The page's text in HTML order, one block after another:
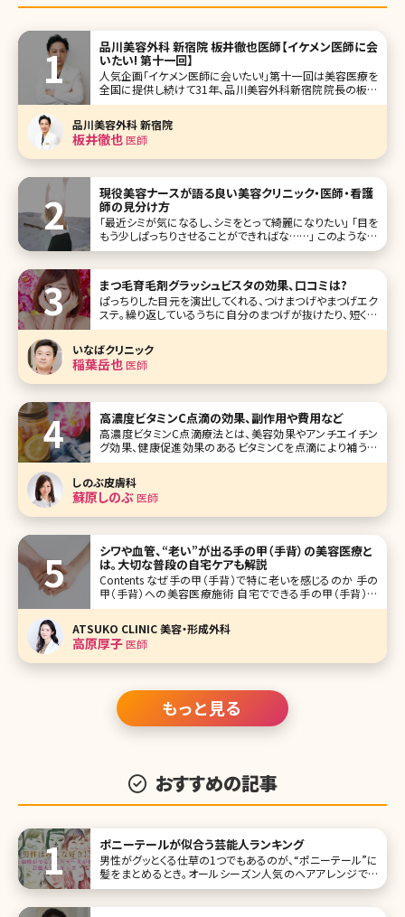
品川美容外科 新宿院 板井徹也医師【イケメン医師に会
いたい! 第十一回】
人気企画「イケメン医師に会いたい!」第十一回は美容医療を
全国に提供し続けて31年、品川美容外科新宿院院長の板井
徹也（いたいてつや）先生です。 俳優の玉木宏さんを彷彿とさ
せる爽やかな笑顔と落ち着いた優しい語り口調が印象的で
す。もともとは救急医としての経歴をもち、同期の医師から
の誘いで美容医療に
品川美容外科 新宿院
板井徹也医師
現役美容ナースが語る良い美容クリニック・医師・看護
師の見分け方
「最近シミが気になるし、シミをとって綺麗になりたい」 「目を
もう少しぱっちりさせることができればな……」 このような美
容に関するお悩みを持った時、「少しでも良くなれば……」と
そしてネットやSNSでどの美容クリニックに行こうか調べて
まつ毛育毛剤グラッシュビスタの効果、口コミは?
ぱっちりした目元を演出してくれる、つけまつげやまつげエク
ステ。繰り返しているうちに自分のまつげが抜けたり、短くな
ってしまったりする人が多いのではないでしょうか。そんなま
タ。グラッ
いなばクリニック
稲葉岳也医師
高濃度ビタミンC点滴の効果、副作用や費用など
高濃度ビタミンC点滴療法とは、美容効果やアンチエイチン
グ効果、健康促進効果のあるビタミンCを点滴により補う美
容方法です。ビタミンCは体内で作り出すことができない栄養
素なので、高い濃度の状態で補うと効果があるといわれてい
ます。今回は、気になる高濃度
しのぶ皮膚科
蘇原しのぶ医師
シワや血管、“老い”が出る手の甲（手背）の美容医療と
は。大切な普段の自宅ケアも解説
Contents なぜ手の甲（手背）で特に老いを感じるのか 手の
甲（手背）への美容医療施術 自宅でできる手の甲（手背）の
ケア まとめ よく、芸能人で顔はとても若々しく綺麗なのに、体
のパーツで老いを感じるなんてことありませんか?よく言われ
るパーツとしては首と手の甲が挙げられます
ATSUKO CLINIC 美容・形成外科
高原厚子医師
もっと見る
おすすめの記事
ポニーテールが似合う芸能人ランキング
男性がグッとくる仕草の1つでもあるのが、“ポニーテール”に
髪をまとめるとき。オールシーズン人気のヘアアレンジでも
あります。 そこで今回は、可愛すぎて真似したくなってしまう